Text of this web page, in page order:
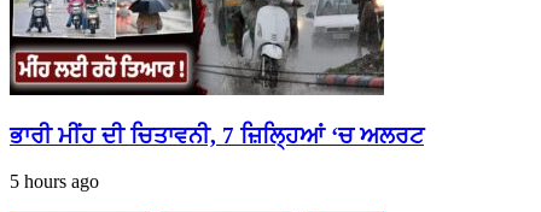
ਭਾਰੀ ਮੀਂਹ ਦੀ ਚਿਤਾਵਨੀ, 7 ਜ਼ਿਲ੍ਹਿਆਂ ‘ਚ ਅਲਰਟ
5 hours ago